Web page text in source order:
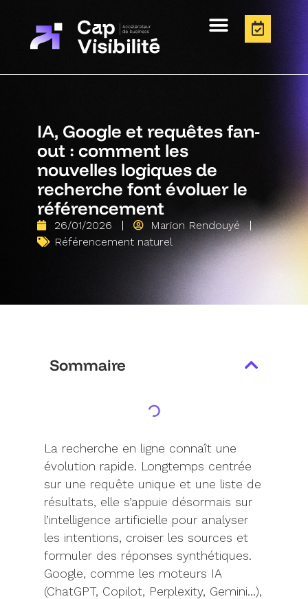
IA, Google et requêtes fan-
out : comment les
nouvelles logiques de
recherche font évoluer le
référencement
26/01/2026
Marion Rendouyé
Référencement naturel
Sommaire
La recherche en ligne connaît une
évolution rapide. Longtemps centrée
sur une requête unique et une liste de
résultats, elle s’appuie désormais sur
l’intelligence artificielle pour analyser
les intentions, croiser les sources et
formuler des réponses synthétiques.
Google, comme les moteurs IA
(ChatGPT, Copilot, Perplexity, Gemini…),